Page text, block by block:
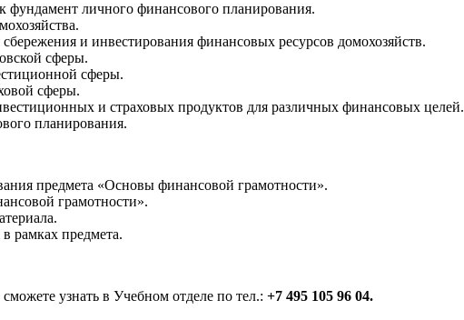
фундамент личного финансового планирования.
и инвестирования финансовых ресурсов домохозяйств.
сферы.
сферы.
сферы.
и страховых продуктов для различных финансовых целей.
планирования.
предмета «Основы финансовой грамотности».
грамотности».
рамках предмета.
узнать в Учебном отделе по тел.: +7 495 105 96 04.